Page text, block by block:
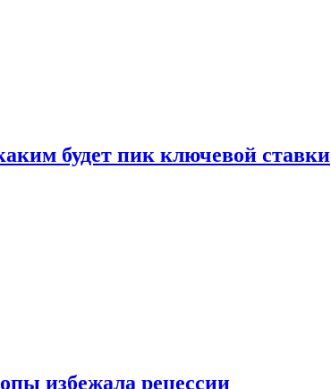
будет пик ключевой ставки
избежала рецессии